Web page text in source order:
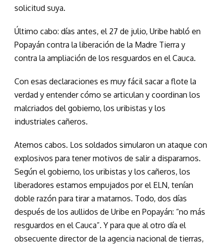
solicitud suya.
Último cabo: días antes, el 27 de julio, Uribe habló en
Popayán contra la liberación de la Madre Tierra y
contra la ampliación de los resguardos en el Cauca.
Con esas declaraciones es muy fácil sacar a flote la
verdad y entender cómo se articulan y coordinan los
malcriados del gobierno, los uribistas y los
industriales cañeros.
Atemos cabos. Los soldados simularon un ataque con
explosivos para tener motivos de salir a dispararnos.
Según el gobierno, los uribistas y los cañeros, los
liberadores estamos empujados por el ELN, tenían
doble razón para tirar a matarnos. Todo, dos días
después de los aullidos de Uribe en Popayán: “no más
resguardos en el Cauca”. Y para que al otro día el
obsecuente director de la agencia nacional de tierras,